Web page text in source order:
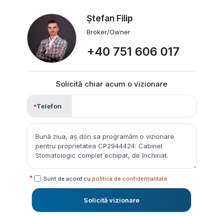
Ștefan Filip
Broker/Owner
+40 751 606 017
Solicită chiar acum o vizionare
Telefon
Sunt de acord cu politica de confidențialitate
Solicită vizionare